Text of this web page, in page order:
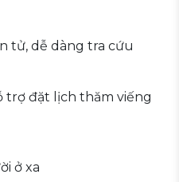
tử, dễ dàng tra cứu
trợ đặt lịch thăm viếng
ở xa